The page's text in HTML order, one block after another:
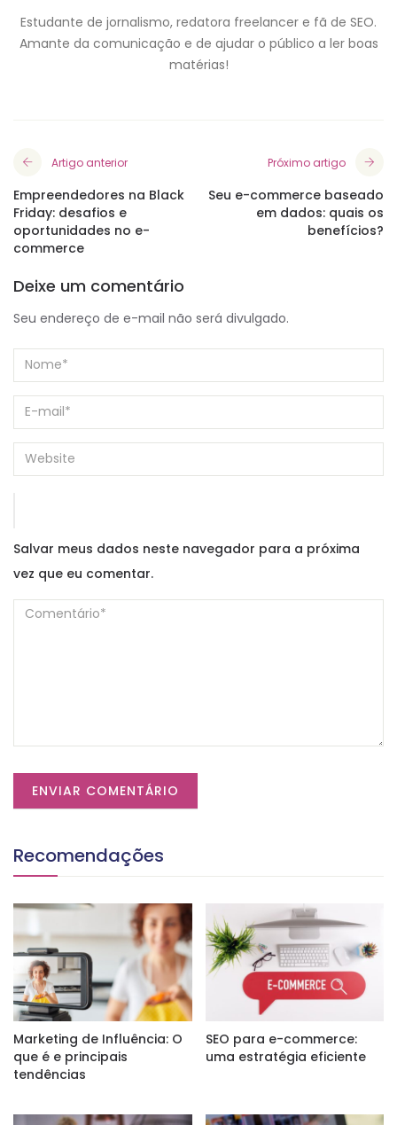
Estudante de jornalismo, redatora freelancer e fã de SEO.
Amante da comunicação e de ajudar o público a ler boas
matérias!
Artigo anterior
Empreendedores na Black
Friday: desafios e
oportunidades no e-
commerce
Próximo artigo
Seu e-commerce baseado
em dados: quais os
benefícios?
Deixe um comentário
Seu endereço de e-mail não será divulgado.
Salvar meus dados neste navegador para a próxima
vez que eu comentar.
Recomendações
Marketing de Influência: O
que é e principais
tendências
SEO para e-commerce:
uma estratégia eficiente